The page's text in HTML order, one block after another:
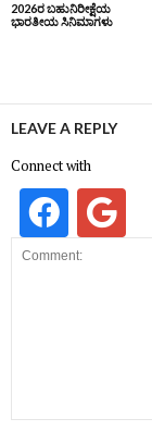
2026ರ ಬಹುನಿರೀಕ್ಷೆಯ
ಭಾರತೀಯ ಸಿನಿಮಾಗಳು
LEAVE A REPLY
Connect with